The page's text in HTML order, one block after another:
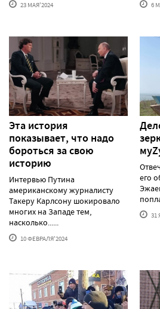
23 МАЯ'2024 6
Эта история
показывает, что надо
бороться за свою
историю
Интервью Путина
американскому журналисту
Такеру Карлсону шокировало
многих на Западе тем,
насколько......
10 ФЕВРАЛЯ'2024
его
31